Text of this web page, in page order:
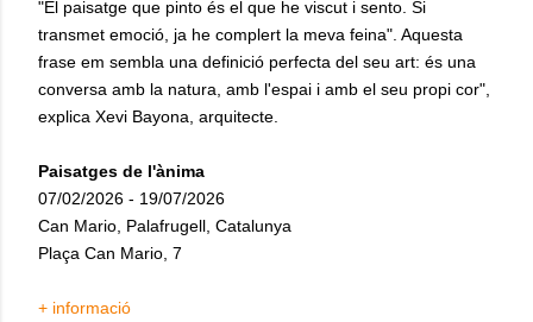
"El paisatge que pinto és el que he viscut i sento. Si
transmet emoció, ja he complert la meva feina". Aquesta
frase em sembla una definició perfecta del seu art: és una
conversa amb la natura, amb l'espai i amb el seu propi cor",
explica Xevi Bayona, arquitecte.
Paisatges de l'ànima
07/02/2026 - 19/07/2026
Can Mario, Palafrugell, Catalunya
Plaça Can Mario, 7
+ informació